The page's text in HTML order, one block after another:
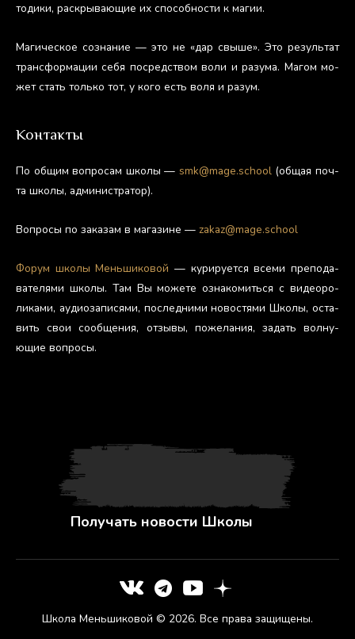
тоди­ки, рас­кры­ва­ющие их спо­соб­ности к ма­гии.
Ма­гичес­кое соз­на­ние — это не «дар свы­ше». Это ре­зуль­тат
тран­сфор­ма­ции се­бя пос­редс­твом во­ли и ра­зума. Ма­гом мо­
жет стать толь­ко тот, у ко­го есть во­ля и ра­зум.
Контакты
По об­щим воп­ро­сам шко­лы — smk@mage.school(об­щая поч­
та шко­лы, ад­ми­нис­тра­тор).
Воп­ро­сы по за­казам в ма­гази­не — zakaz@mage.school
Фо­рум шко­лы Мень­ши­ковой — ку­риру­ет­ся все­ми пре­пода­
вате­лями шко­лы. Там Вы мо­жете оз­на­комить­ся с ви­де­оро­
лика­ми, а­уди­оза­пися­ми, пос­ледни­ми но­вос­тя­ми Шко­лы, ос­та­
вить свои со­об­ще­ния, от­зы­вы, по­жела­ния, за­дать вол­ну­
ющие воп­ро­сы.
Получать новости Школы
Школа Меньшиковой © 2026. Все права защищены.